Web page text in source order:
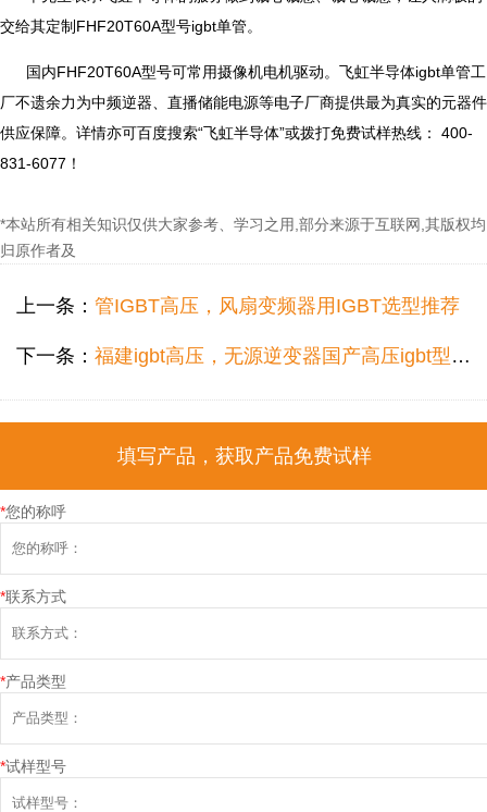
交给其定制FHF20T60A型号igbt单管。
国内FHF20T60A型号可常用摄像机电机驱动。飞虹半导体igbt单管工
厂不遗余力为中频逆器、直播储能电源等电子厂商提供最为真实的元器件
供应保障。详情亦可百度搜索“飞虹半导体”或拨打免费试样热线： 400-
831-6077！
*本站所有相关知识仅供大家参考、学习之用,部分来源于互联网,其版权均
归原作者及
上一条： 管IGBT高压，风扇变频器用IGBT选型推荐
下一条： 福建igbt高压，无源逆变器国产高压igbt型号推荐
填写产品，获取产品免费试样
*您的称呼
*联系方式
*产品类型
*试样型号